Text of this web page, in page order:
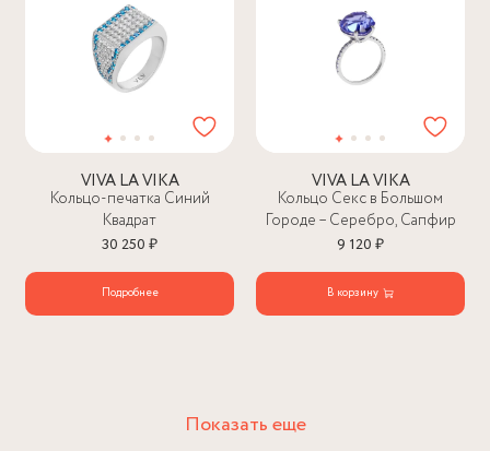
VIVA LA VIKA
Кольцо-печатка Синий
Квадрат
30 250 ₽
Подробнее
VIVA LA VIKA
Кольцо Секс в Большом
Городе – Серебро, Сапфир
9 120 ₽
В корзину
Показать еще